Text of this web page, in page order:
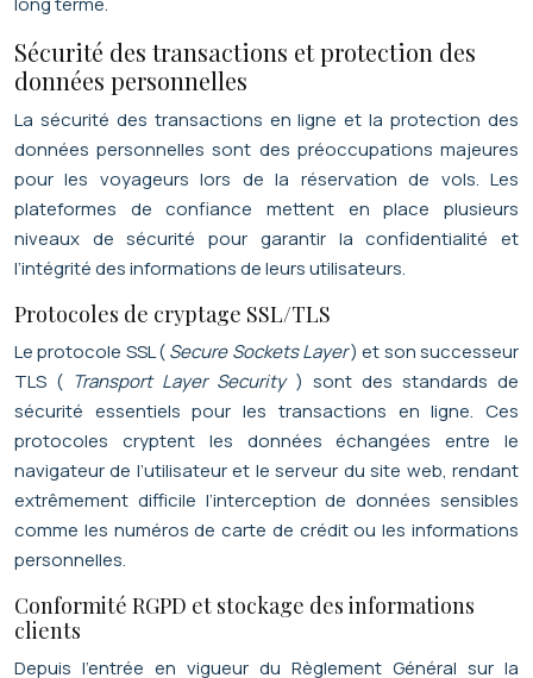
Sécurité des transactions et protection des
données personnelles
La sécurité des transactions en ligne et la protection des
données personnelles sont des préoccupations majeures
pour les voyageurs lors de la réservation de vols. Les
plateformes de confiance mettent en place plusieurs
niveaux de sécurité pour garantir la confidentialité et
l’intégrité des informations de leurs utilisateurs.
Protocoles de cryptage SSL/TLS
Le protocole SSL (Secure Sockets Layer) et son successeur
TLS ( Transport Layer Security ) sont des standards de
sécurité essentiels pour les transactions en ligne. Ces
protocoles cryptent les données échangées entre le
navigateur de l’utilisateur et le serveur du site web, rendant
extrêmement difficile l’interception de données sensibles
comme les numéros de carte de crédit ou les informations
personnelles.
Conformité RGPD et stockage des informations
clients
Depuis l’entrée en vigueur du Règlement Général sur la